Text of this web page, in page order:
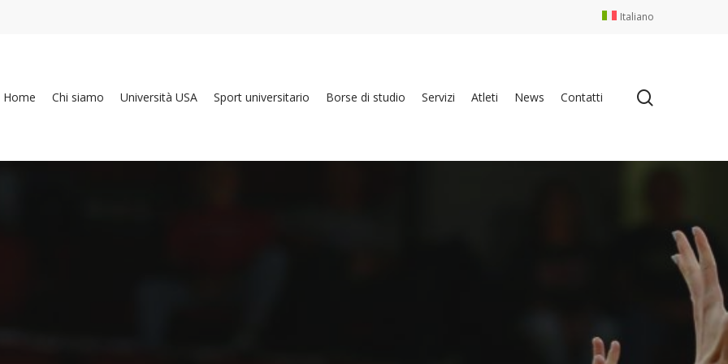
Italiano
Home Chi siamo Università USA Sport universitario Borse di studio Servizi Atleti News Contatti